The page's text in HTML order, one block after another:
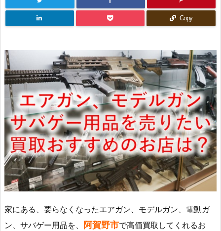
Copy
家にある、要らなくなったエアガン、モデルガン、電動ガ
ン、サバゲー用品を、
阿賀野市で高価買取してくれるお